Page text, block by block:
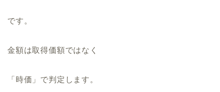
です。
金額は取得価額ではなく
「時価」で判定します。